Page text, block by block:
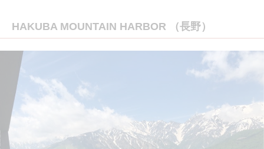
HAKUBA MOUNTAIN HARBOR （長野）